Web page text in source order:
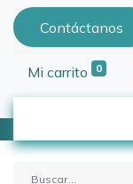
Contáctanos
Mi carrito 0